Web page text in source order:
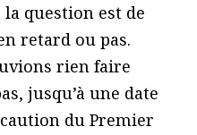
la question est de
retard ou pas.
rien faire
jusqu’à une date
du Premier